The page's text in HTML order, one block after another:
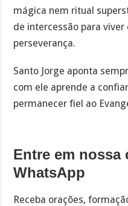
mágica nem ritual
de intercessão para
perseverança.
Santo Jorge aponta
com ele aprende a
permanecer fiel ao
Entre em nossa
WhatsApp
Receba orações,